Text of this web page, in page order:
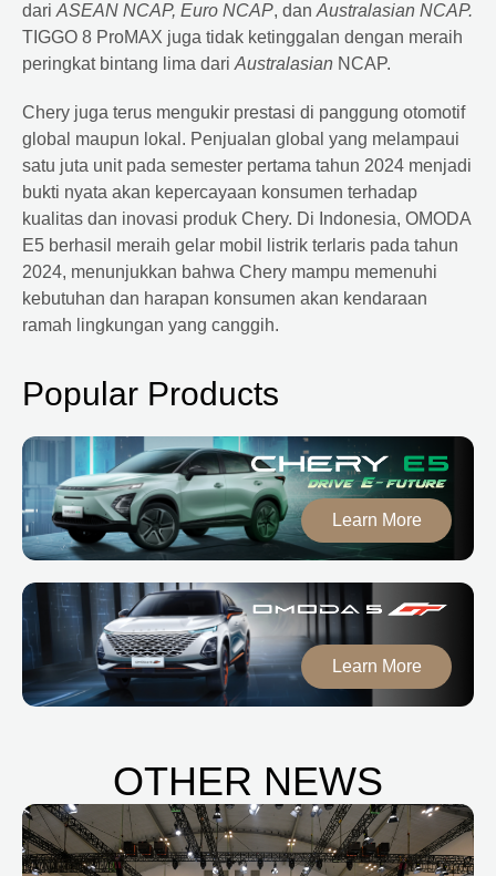
dari ASEAN NCAP, Euro NCAP, dan Australasian NCAP.
TIGGO 8 ProMAX juga tidak ketinggalan dengan meraih
peringkat bintang lima dari Australasian NCAP.
Chery juga terus mengukir prestasi di panggung otomotif
global maupun lokal. Penjualan global yang melampaui
satu juta unit pada semester pertama tahun 2024 menjadi
bukti nyata akan kepercayaan konsumen terhadap
kualitas dan inovasi produk Chery. Di Indonesia, OMODA
E5 berhasil meraih gelar mobil listrik terlaris pada tahun
2024, menunjukkan bahwa Chery mampu memenuhi
kebutuhan dan harapan konsumen akan kendaraan
ramah lingkungan yang canggih.
Popular Products
Learn More
Learn More
OTHER NEWS